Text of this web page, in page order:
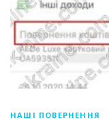
НАШІ ПОВЕРНЕННЯ